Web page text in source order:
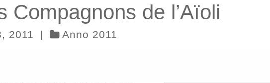
Compagnons de l’Aïoli
2011 | Anno 2011